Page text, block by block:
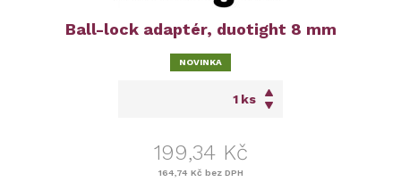
Ball-lock adaptér, duotight 8 mm
ks
199,34 Kč
164,74 Kč bez DPH
NOVINKA